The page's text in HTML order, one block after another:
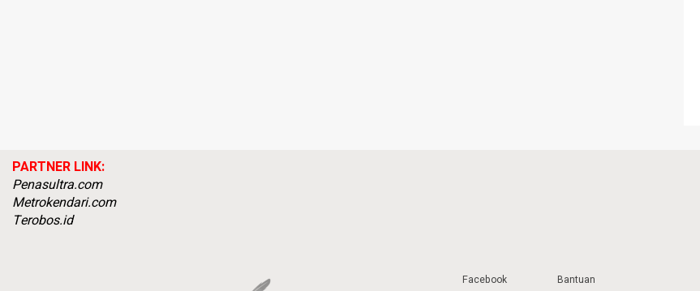
PARTNER LINK:
Penasultra.com
Metrokendari.com
Terobos.id
Facebook Bantuan